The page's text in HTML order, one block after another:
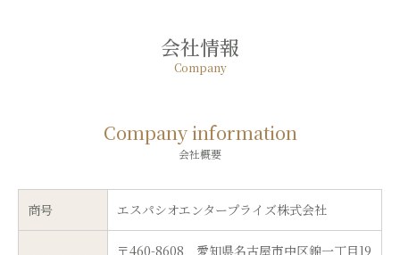
会社情報
Company
Company information
会社概要
商号 エスパシオエンタープライズ株式会社
〒460-8608 愛知県名古屋市中区錦一丁目19